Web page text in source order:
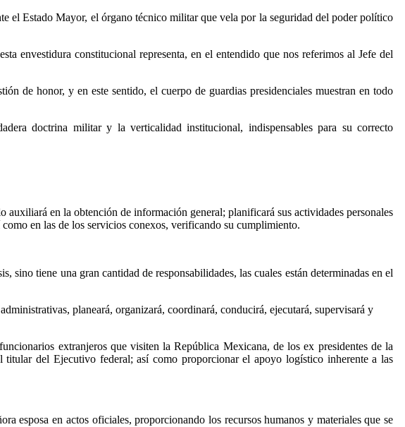
el Estado Mayor, el órgano técnico militar que vela por la seguridad del poder político
envestidura constitucional representa, en el entendido que nos referimos al Jefe del
de honor, y en este sentido, el cuerpo de guardias presidenciales muestran en todo
doctrina militar y la verticalidad institucional, indispensables para su correcto
en la obtención de información general; planificará sus actividades personales
en las de los servicios conexos, verificando su cumplimiento.
tiene una gran cantidad de responsabilidades, las cuales están determinadas en el
planeará, organizará, coordinará, conducirá, ejecutará, supervisará y
extranjeros que visiten la República Mexicana, de los ex presidentes de la
del Ejecutivo federal; así como proporcionar el apoyo logístico inherente a las
esposa en actos oficiales, proporcionando los recursos humanos y materiales que se